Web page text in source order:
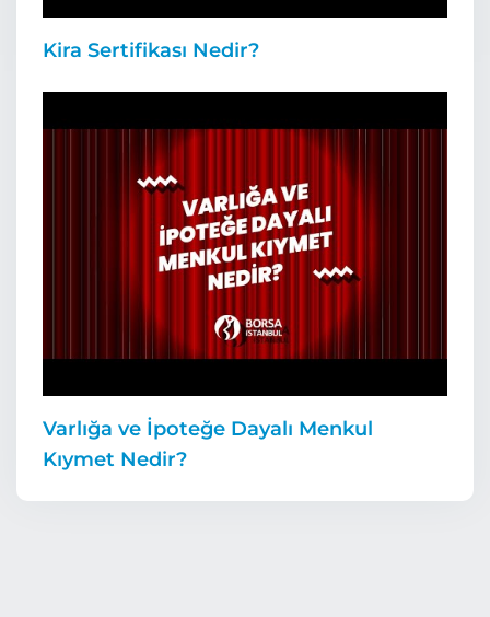
Kira Sertifikası Nedir?
Varlığa ve İpoteğe Dayalı Menkul
Kıymet Nedir?